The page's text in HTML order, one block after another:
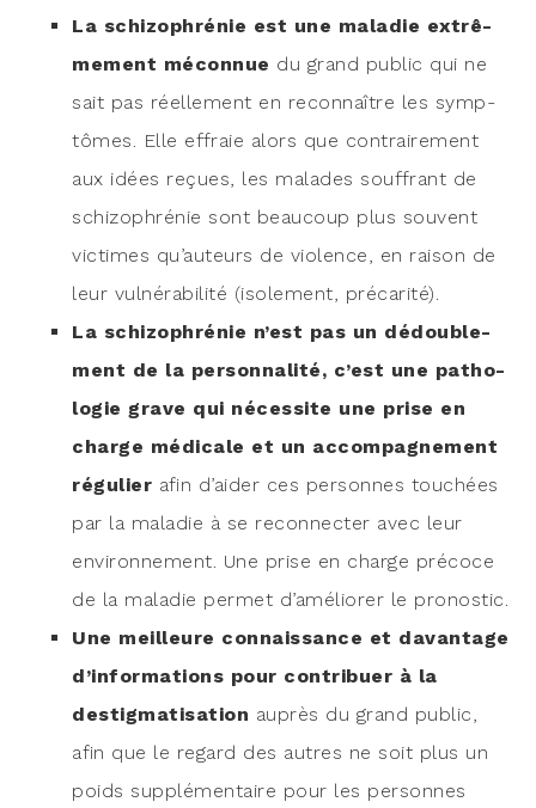
La schi­zo­phré­nie est une mala­die extrê­
me­ment mécon­nue du grand public qui ne
sait pas réel­le­ment en recon­naître les symp­
tômes. Elle effraie alors que contrai­re­ment
aux idées reçues, les malades souf­frant de
schi­zo­phré­nie sont beau­coup plus sou­vent
vic­times qu’au­teurs de vio­lence, en rai­son de
leur vul­né­ra­bi­li­té (iso­le­ment, précarité).
La schi­zo­phré­nie n’est pas un dédou­ble­
ment de la per­son­na­li­té, c’est une patho­
lo­gie grave qui néces­site une prise en
charge médi­cale et un accom­pa­gne­ment
régu­lier afin d’ai­der ces per­sonnes tou­chées
par la mala­die à se recon­nec­ter avec leur
envi­ron­ne­ment. Une prise en charge pré­coce
de la mala­die per­met d’a­mé­lio­rer le pronostic.
Une meilleure connais­sance et davan­tage
d’in­for­ma­tions pour contri­buer à la
destig­ma­ti­sa­tion auprès du grand public,
afin que le regard des autres ne soit plus un
poids sup­plé­men­taire pour les per­sonnes